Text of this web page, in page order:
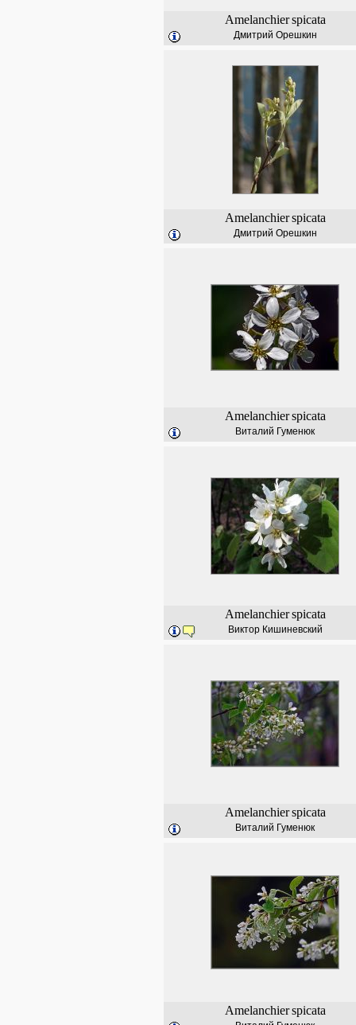
Amelanchier spicata
Дмитрий Орешкин
Amelanchier spicata
Дмитрий Орешкин
Amelanchier spicata
Виталий Гуменюк
Amelanchier spicata
Виктор Кишиневский
Amelanchier spicata
Виталий Гуменюк
Amelanchier spicata